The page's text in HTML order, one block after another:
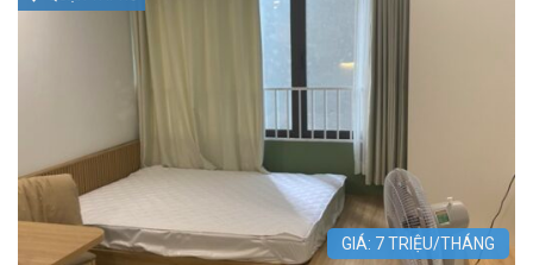
GIÁ: 7TRIỆU/THÁNG